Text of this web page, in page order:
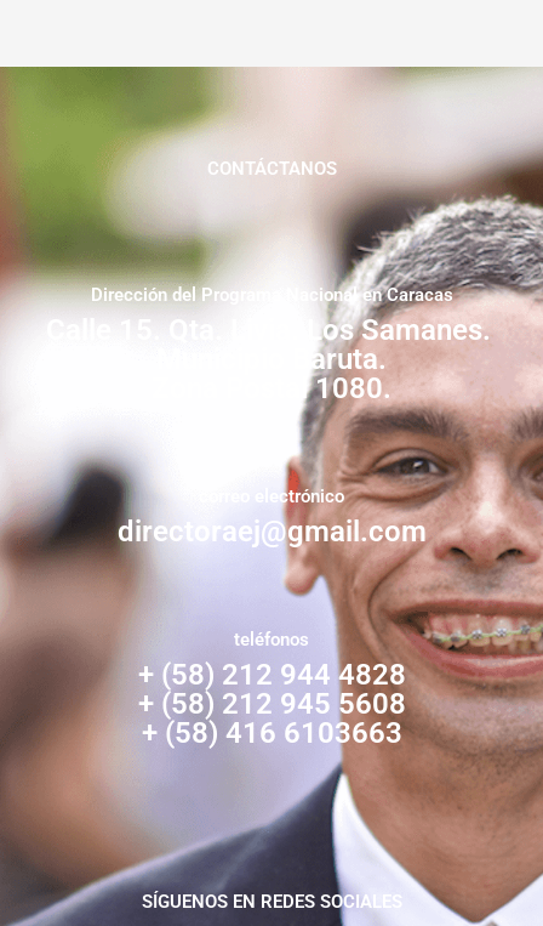
CONTÁCTANOS
Dirección del Programa Nacional en Caracas
Calle 15. Qta. Livia. Los Samanes.
Municipio Baruta.
Zona Postal 1080.
correo electrónico
directoraej@gmail.com
teléfonos
+ (58) 212 944 4828
+ (58) 212 945 5608
+ (58) 416 6103663
SÍGUENOS EN REDES SOCIALES